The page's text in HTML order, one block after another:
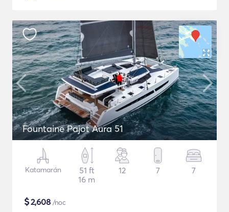
Fountaine Pajot Aura 51
Katamarán
51 ft
16 m
12 7 7
$2,608 /noc